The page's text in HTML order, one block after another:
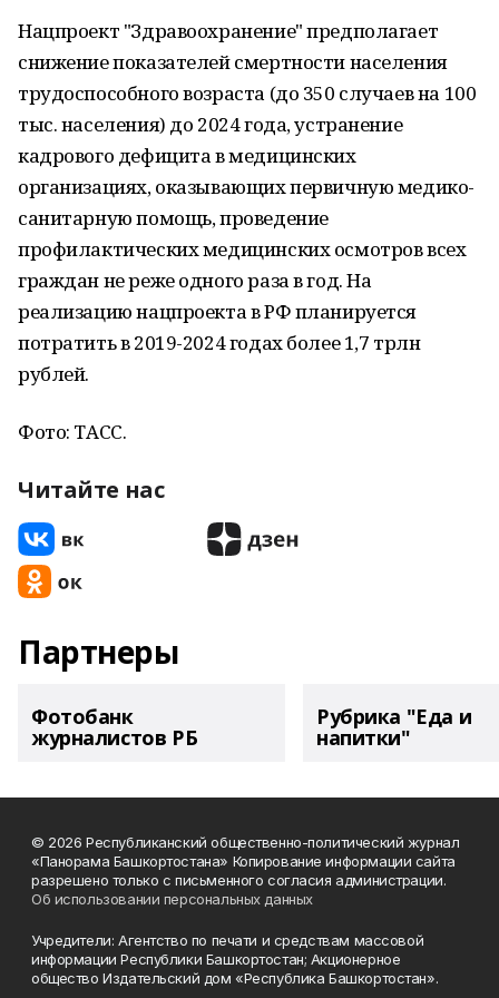
Нацпроект "Здравоохранение" предполагает
снижение показателей смертности населения
трудоспособного возраста (до 350 случаев на 100
тыс. населения) до 2024 года, устранение
кадрового дефицита в медицинских
организациях, оказывающих первичную медико-
санитарную помощь, проведение
профилактических медицинских осмотров всех
граждан не реже одного раза в год. На
реализацию нацпроекта в РФ планируется
потратить в 2019-2024 годах более 1,7 трлн
рублей.
Фото: ТАСС.
Читайте нас
Партнеры
Фотобанк
журналистов РБ
Рубрика "Еда и
напитки"
© 2026 Республиканский общественно-политический журнал
«Панорама Башкортостана» Копирование информации сайта
разрешено только с письменного согласия администрации.
Об использовании персональных данных
Учредители: Агентство по печати и средствам массовой
информации Республики Башкортостан; Акционерное
общество Издательский дом «Республика Башкортостан».